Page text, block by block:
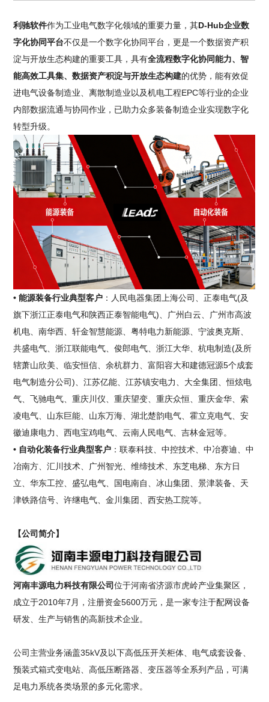
利驰软件作为工业电气数字化领域的重要力量，其D-Hub企业数
字化协同平台不仅是一个数字化协同平台，更是一个数据资产积
淀与开放生态构建的重要工具，具有全流程数字化协同能力、智
能高效工具集、数据资产积淀与开放生态构建的优势，能有效促
进电气设备制造业、离散制造业以及机电工程EPC等行业的企业
内部数据流通与协同作业，已助力众多装备制造企业实现数字化
转型升级。
• 能源装备行业典型客户 ：人民电器集团上海公司、正泰电气(及
旗下浙江正泰电气和陕西正泰智能电气)、广州白云、广州市高波
机电、南华西、轩金智慧能源、粤特电力新能源、宁波奥克斯、
共盛电气、浙江联能电气、俊郎电气、浙江大华、杭电制造(及所
辖萧山欣美、临安恒信、余杭群力、富阳容大和建德冠源5个成套
电气制造分公司)、江苏亿能、江苏镇安电力、大全集团、恒炫电
气、飞驰电气、重庆川仪、重庆望变、重庆众恒、重庆金华、索
凌电气、山东巨能、山东万海、湖北楚韵电气、霍立克电气、安
徽迪康电力、西电宝鸡电气、云南人民电气、吉林金冠等。
• 自动化装备行业典型客户 ：联泰科技、中控技术、中冶赛迪、中
冶南方、汇川技术、广州智光、维缔技术、东芝电梯、东方日
立、华东工控、盛弘电气、国电南自、冰山集团、景津装备、天
津铁路信号、许继电气、金川集团、西安热工院等。
【公司简介】
河南丰源电力科技有限公司位于河南省济源市虎岭产业集聚区，
成立于2010年7月，注册资金5600万元，是一家专注于配网设备
研发、生产与销售的高新技术企业。
公司主营业务涵盖35kV及以下高低压开关柜体、电气成套设备、
预装式箱式变电站、高低压断路器、变压器等全系列产品，可满
足电力系统各类场景的多元化需求。